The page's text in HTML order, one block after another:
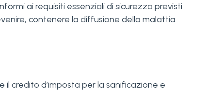
ai requisiti essenziali di sicurezza previsti
contenere la diffusione della malattia
credito d’imposta per la sanificazione e